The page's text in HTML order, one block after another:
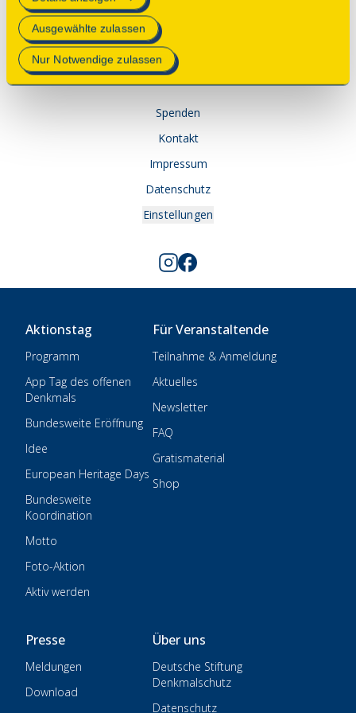
Mehr Informationen finden Sie in unserer
Datenschutzerklärung.
Ausgewählte zulassen
Nur Notwendige zulassen
© 2025 Deutsche Stiftung Denkmalschutz • Schlegelstraße
1 • 53113 Bonn
Spenden
Kontakt
Impressum
Datenschutz
Einstellungen
Aktionstag
Programm
App Tag des offenen
Denkmals
Bundesweite Eröffnung
Idee
European Heritage Days
Bundesweite
Koordination
Motto
Foto-Aktion
Aktiv werden
Für Veranstaltende
Teilnahme & Anmeldung
Aktuelles
Newsletter
FAQ
Gratismaterial
Shop
Presse
Meldungen
Download
Über uns
Deutsche Stiftung
Denkmalschutz
Datenschutz